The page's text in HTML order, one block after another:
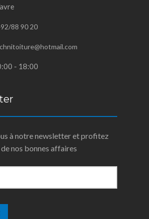
88 90 20
- 18:00
à notre newsletter et profitez
nos bonnes affaires